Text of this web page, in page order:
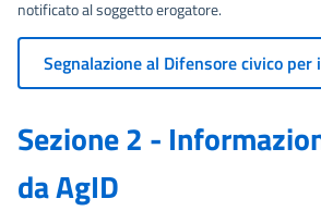
notificato al soggetto erogatore.
Segnalazione al Difensore civico
Sezione 2 -
da AgID